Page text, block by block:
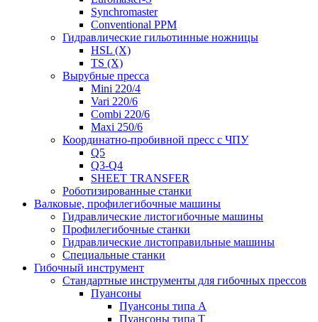
Synchromaster
Conventional PPM
Гидравлические гильотинные ножницы
HSL (X)
TS (X)
Вырубные пресса
Mini 220/4
Vari 220/6
Combi 220/6
Maxi 250/6
Координатно-пробивной пресс с ЧПУ
Q5
Q3-Q4
SHEET TRANSFER
Роботизированные станки
Валковые, профилегибочные машины
Гидравлические листогибочные машины
Профилегибочные станки
Гидравлические листоправильные машины
Специальные станки
Гибочный инструмент
Стандартные инструменты для гибочных прессов
Пуансоны
Пуансоны типа A
Пуансоны типа T